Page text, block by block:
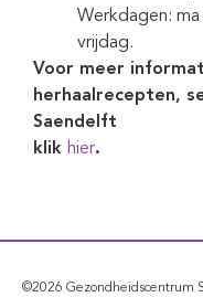
Werkdagen:
vrijdag.
Voor meer
herhaalrecepten,
Saendelft
klik hier.
©2026 Gezondheidscentrum